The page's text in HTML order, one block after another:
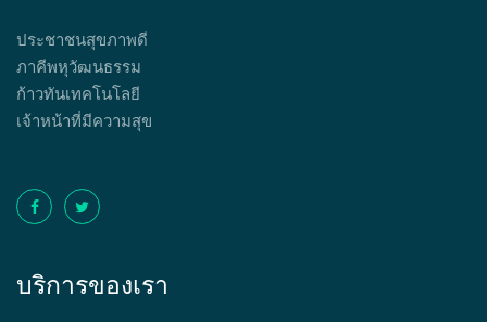
ประชาชนสุขภาพดี
ภาคีพหุวัฒนธรรม
ก้าวทันเทคโนโลยี
เจ้าหน้าที่มีความสุข
บริการของเรา